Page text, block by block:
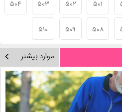
۵۰۱ ۵۰۲ ۵۰۳ ۵۰۴
۵۰۸ ۵۰۹ ۵۱۰
موارد بیشتر